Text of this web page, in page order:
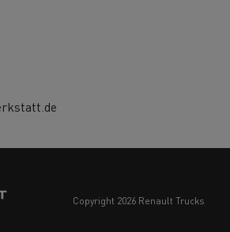
copyright 2026 Renault Trucks